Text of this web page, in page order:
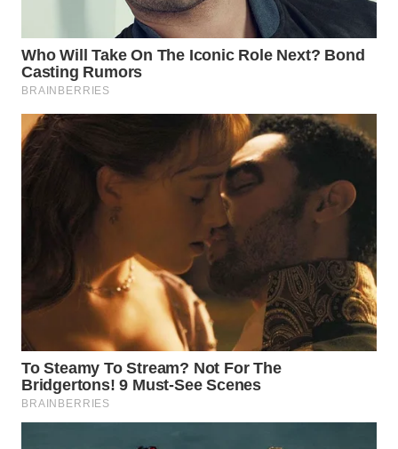
WN
CIANJUR
WN
KEPULAUAN
SERIBU
WN
BINJAI
WN
CIREBON